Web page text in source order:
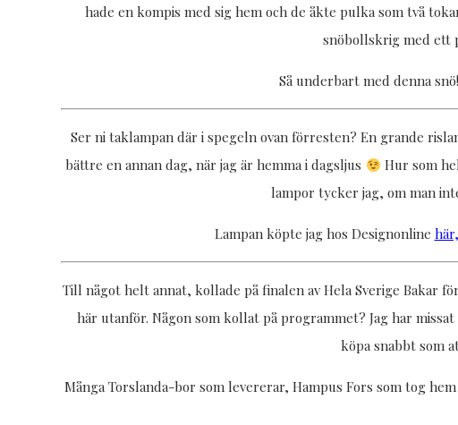
hade en kompis med sig hem och de åkte pulka som två
snöbollskrig med ett
Så underbart med denna
Ser ni taklampan där i spegeln ovan förresten? En grande
bättre en annan dag, när jag är hemma i dagsljus
Hur som
lampor tycker jag, om man
Lampan köpte jag hos Designonline här,
Till något helt annat, kollade på finalen av Hela Sverige Bakar
här utanför. Någon som kollat på programmet? Jag har
köpa snabbt som
Många Torslanda-bor som levererar, Hampus Fors som tog